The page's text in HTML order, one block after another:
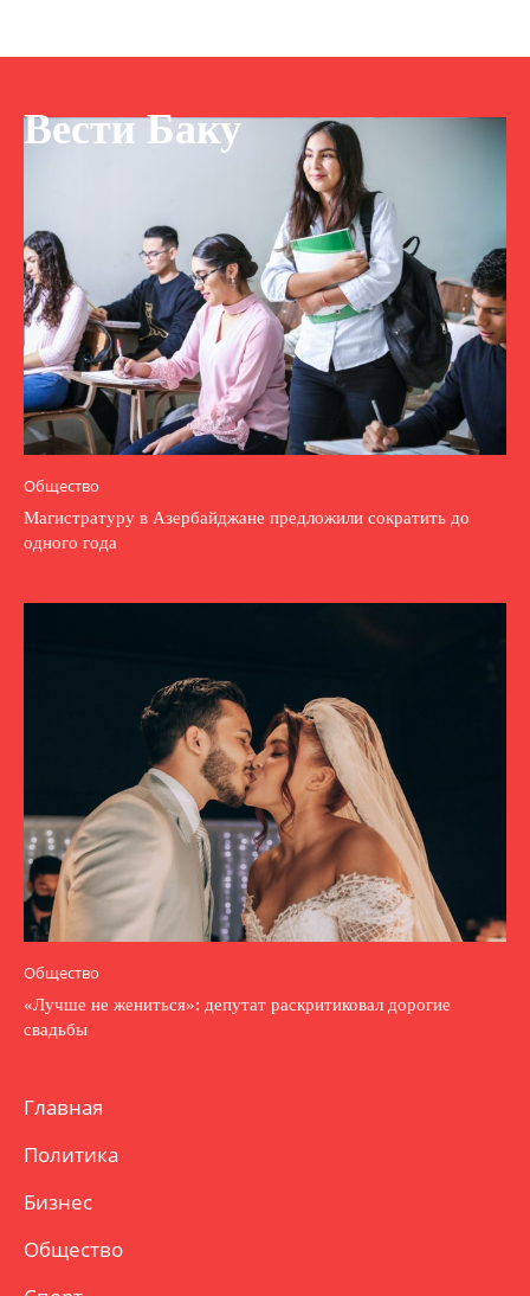
Вести Баку
Общество
Магистратуру в Азербайджане предложили сократить до
одного года
Общество
«Лучше не жениться»: депутат раскритиковал дорогие
свадьбы
Главная
Политика
Бизнес
Общество